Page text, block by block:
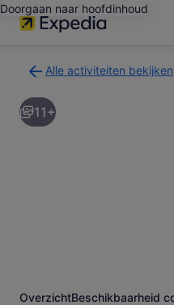
Doorgaan naar hoofdinhoud
Alle activiteiten bekijken
naar
de
zoekresultatenpagina
11+
OverzichtBeschikbaarheid